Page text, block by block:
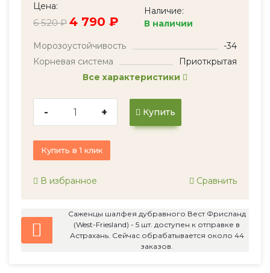
Цена:
6 520 ₽ 4 790 ₽
Наличие:
В наличии
Морозоустойчивость
-34
Корневая система
Приоткрытая
Все характеристики
- + Купить
Купить в 1 клик
В избранное Сравнить
Саженцы шалфея дубравного Вест Фрисланд
(West-Friesland) - 5 шт. доступен к отправке в
Астрахань. Сейчас обрабатывается около 44
заказов.